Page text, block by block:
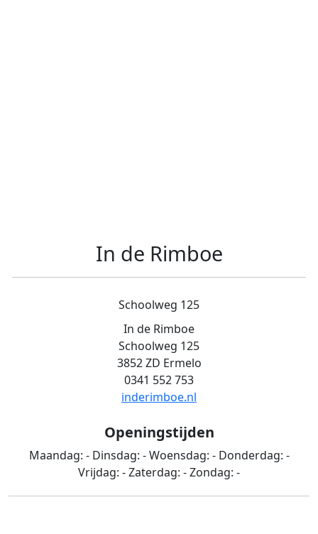
In de Rimboe
Schoolweg 125
In de Rimboe
Schoolweg 125
3852 ZD Ermelo
0341 552 753
inderimboe.nl
Openingstijden
Maandag: - Dinsdag: -Woensdag: - Donderdag: -
Vrijdag: -Zaterdag: -Zondag: -